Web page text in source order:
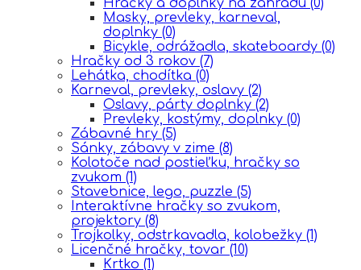
Masky, prevleky, karneval,
doplnky (0)
Bicykle, odrážadla, skateboardy (0)
Hračky od 3 rokov (7)
Lehátka, chodítka (0)
Karneval, prevleky, oslavy (2)
Oslavy, párty doplnky (2)
Prevleky, kostýmy, doplnky (0)
Zábavné hry (5)
Sánky, zábavy v zime (8)
Kolotoče nad postieľku, hračky so
zvukom (1)
Stavebnice, lego, puzzle (5)
Interaktívne hračky so zvukom,
projektory (8)
Trojkolky, odstrkavadla, kolobežky (1)
Licenčné hračky, tovar (10)
Krtko (1)